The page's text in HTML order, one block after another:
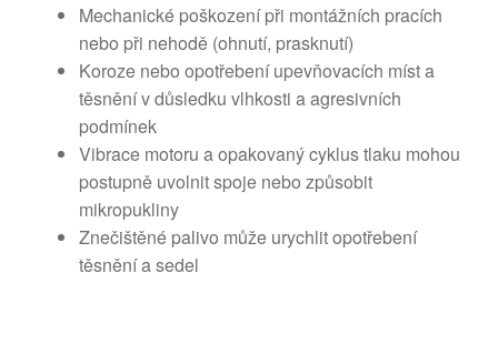
Mechanické poškození při montážních pracích
nebo při nehodě (ohnutí, prasknutí)
Koroze nebo opotřebení upevňovacích míst a
těsnění v důsledku vlhkosti a agresivních
podmínek
Vibrace motoru a opakovaný cyklus tlaku mohou
postupně uvolnit spoje nebo způsobit
mikropukliny
Znečištěné palivo může urychlit opotřebení
těsnění a sedel